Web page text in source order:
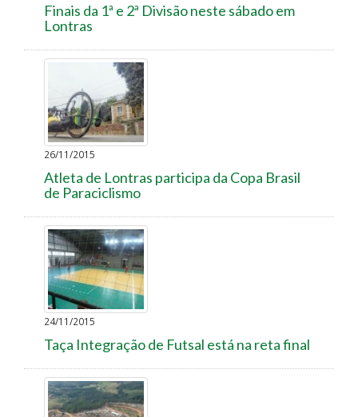
Finais da 1ª e 2ª Divisão neste sábado em
Lontras
26/11/2015
Atleta de Lontras participa da Copa Brasil
de Paraciclismo
24/11/2015
Taça Integração de Futsal está na reta final